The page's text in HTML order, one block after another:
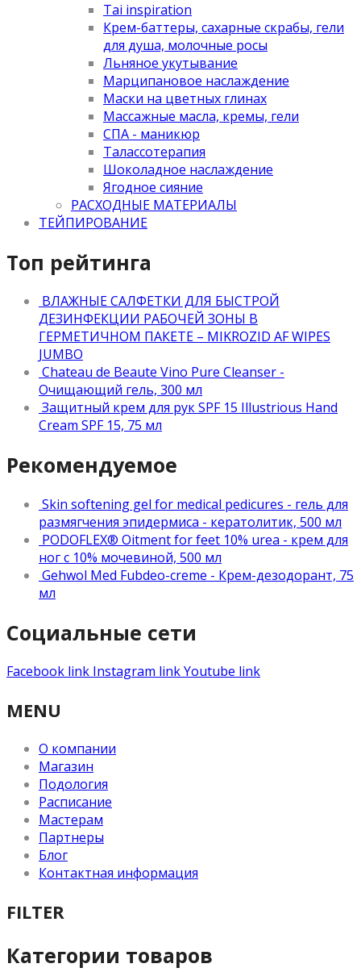
Tai inspiration
Крем-баттеры, сахарные скрабы, гели
для душа, молочные росы
Льняное укутывание
Марципановое наслаждение
Маски на цветных глинах
Массажные масла, кремы, гели
СПА - маникюр
Талассотерапия
Шоколадное наслаждение
Ягодное сияние
РАСХОДНЫЕ МАТЕРИАЛЫ
ТЕЙПИРОВАНИЕ
Топ рейтинга
ВЛАЖНЫЕ САЛФЕТКИ ДЛЯ БЫСТРОЙ
ДЕЗИНФЕКЦИИ РАБОЧЕЙ ЗОНЫ В
ГЕРМЕТИЧНОМ ПАКЕТЕ – MIKROZID AF WIPES
JUMBO
Chateau de Beaute Vino Pure Cleanser -
Очищающий гель, 300 мл
Защитный крем для рук SPF 15 Illustrious Hand
Cream SPF 15, 75 мл
Рекомендуемое
Skin softening gel for medical pedicures - гель для
размягчения эпидермиса - кератолитик, 500 мл
PODOFLEX® Oitment for feet 10% urea - крем для
ног с 10% мочевиной, 500 мл
Gehwol Med Fubdeo-creme - Крем-дезодорант, 75
мл
Социальные сети
Facebook link Instagram linkYoutube link
MENU
О компании
Магазин
Подология
Расписание
Мастерам
Партнеры
Блог
Контактная информация
FILTER
Категории товаров